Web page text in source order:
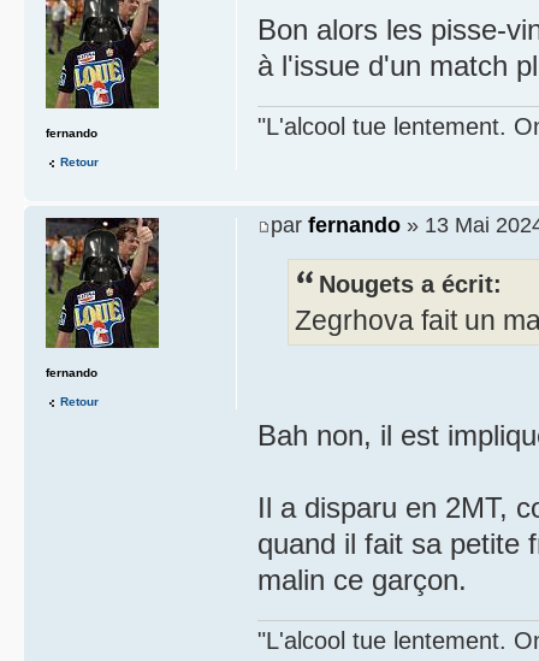
Bon alors les pisse-
à l'issue d'un match
"L'alcool tue lentement.
fernando
Retour
par fernando » 13 Mai
Nougets a écrit:
Zegrhova fait un
Bah non, il est
Il a disparu en 2MT,
quand il fait sa petite
malin ce garçon.
"L'alcool tue lentement.
fernando
Retour